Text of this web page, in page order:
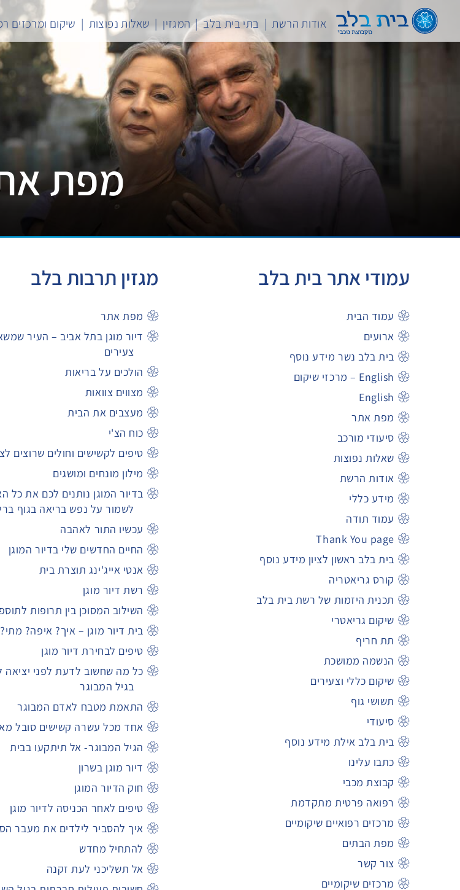
אודות הרשת בתי בית בלב המגזין שאלות נפוצות שיקום ומרכזים
מפת
עמודי אתר בית בלב
עמוד הבית
ארועים
בית בלב נשר מידע נוסף
English – מרכזי שיקום
English
מפת אתר
סיעודי מורכב
שאלות נפוצות
אודות הרשת
מידע כללי
עמוד תודה
Thank You page
בית בלב ראשון לציון מידע נוסף
קורס גריאטריה
תכנית היזמות של רשת בית בלב
שיקום גריאטרי
תת חריף
הנשמה ממושכת
שיקום כללי וצעירים
תשושי גוף
סיעודי
בית בלב אילת מידע נוסף
כתבו עלינו
קבוצת מכבי
רפואה פרטית מתקדמת
מרכזים רפואיים שיקומיים
מפת הבתים
צור קשר
מרכזים שיקומיים
מגזין תרבות בלב
מפת אתר
דיור מוגן בתל אביב – העיר
צעירים
הולכים על בריאות
מצווים צוואות
מעצבים את הבית
כוח הצ'י
טיפים לקשישים וחולים שרוצים
מילון מונחים ומושגים
בדיור המוגן נותנים לכם את כל
לשמור על נפש בריאה בגוף
עכשיו התור לאהבה
החיים החדשים שלי בדיור המוגן
אנטי אייג'ינג תוצרת בית
רשת דיור מוגן
השילוב המסוכן בין תרופות
בית דיור מוגן – איך? איפה?
טיפים לבחירת דיור מוגן
כל מה שחשוב לדעת לפני יציאה
בגיל המבוגר
התאמת מטבח לאדם המבוגר
אחד מכל עשרה קשישים סובל
הגיל המבוגר- אל תיתקעו בבית
דיור מוגן בשרון
חוק הדיור המוגן
טיפים לאחר הכניסה לדיור מוגן
איך להסביר לילדים את מעבר
להתחיל מחדש
אל תשליכני לעת זקנה